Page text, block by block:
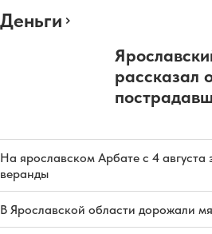
Деньги
рассказал
На ярославском Арбате с 4 августа
веранды
В Ярославской области дорожали